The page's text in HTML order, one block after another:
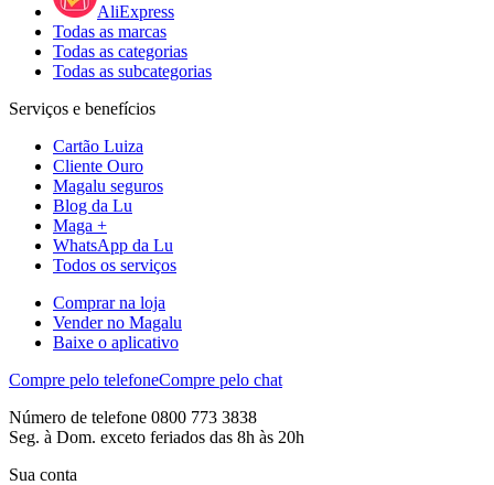
AliExpress
Todas as marcas
Todas as categorias
Todas as subcategorias
Serviços e benefícios
Cartão Luiza
Cliente Ouro
Magalu seguros
Blog da Lu
Maga +
WhatsApp da Lu
Todos os serviços
Comprar na loja
Vender no Magalu
Baixe o aplicativo
Compre pelo telefoneCompre pelo chat
Número de telefone 0800 773 3838
Seg. à Dom. exceto feriados das 8h às 20h
Sua conta